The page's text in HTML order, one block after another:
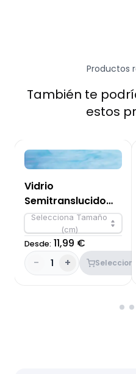
Productos
También te
estos
Vidrio
Semitranslucido
Azul Cielo 833-51S-
F OCS96
Selecciona Tamaño
(cm)
Desde: 11,99 €
-
1 +